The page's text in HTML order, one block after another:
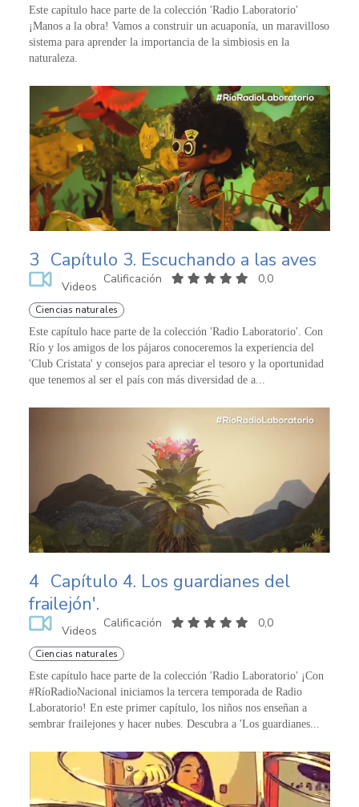
Este capítulo hace parte de la colección 'Radio Laboratorio'
¡Manos a la obra! Vamos a construir un acuaponía, un maravilloso
sistema para aprender la importancia de la simbiosis en la
naturaleza.
3 Capítulo 3. Escuchando a las aves
Videos
Calificación 0,0
Ciencias naturales
Este capítulo hace parte de la colección 'Radio Laboratorio'. Con
Río y los amigos de los pájaros conoceremos la experiencia del
'Club Cristata' y consejos para apreciar el tesoro y la oportunidad
que tenemos al ser el país con más diversidad de a...
4 Capítulo 4. Los guardianes del
frailejón'.
Videos
Calificación 0,0
Ciencias naturales
Este capítulo hace parte de la colección 'Radio Laboratorio' ¡Con
#RíoRadioNacional iniciamos la tercera temporada de Radio
Laboratorio! En este primer capítulo, los niños nos enseñan a
sembrar frailejones y hacer nubes. Descubra a 'Los guardianes...